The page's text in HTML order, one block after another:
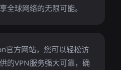
全球网络的无限可能。
官方网站，您可以轻松访
的VPN服务强大可靠，确